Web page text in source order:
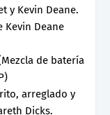
y Kevin Deane.
Kevin Deane
de batería
arreglado y
Dicks.